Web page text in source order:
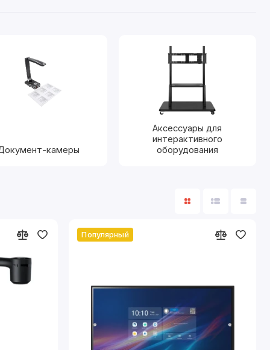
к ПК и
с
уроков и
учреждений.
камеры
Аксессуары для
интерактивного
оборудования
Популярный